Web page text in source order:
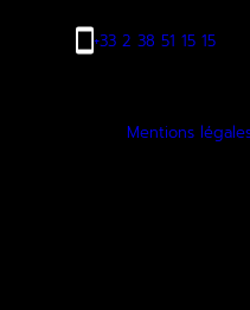
+33 2 38 51 15 15
Mentions